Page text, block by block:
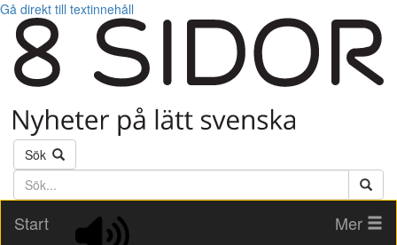
Gå direkt till textinnehåll
Sök
Söktext
Start
Mer